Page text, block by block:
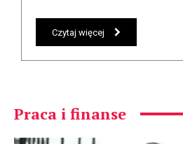
Czytaj więcej
Praca i finanse